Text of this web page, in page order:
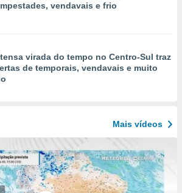
vendavais e frio
virada do tempo no Centro-Sul traz
de temporais, vendavais e muito
Mais vídeos